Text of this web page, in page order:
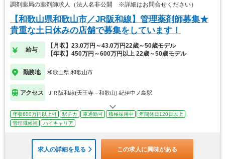
調剤薬局の薬剤師求人（法人名非公開 ※詳細はお問合せください）
【和歌山県和歌山市／JR阪和線】管理薬剤師募集★
貴重な土日休みの店舗で募集をしています！
給与
【月収】23.0万円～43.0万円22歳～50歳モデル
【年収】450万円～600万円以上 22歳～50歳モデル
勤務地 和歌山県 和歌山市
アクセス ＪＲ阪和線(天王寺－和歌山) 紀伊中ノ島駅
年収600万円以上可 駅チカ 車通勤可 積極採用中
年間休日120日以上
管理職候補
ハイキャリア
求人の詳細を見る この求人に興味がある